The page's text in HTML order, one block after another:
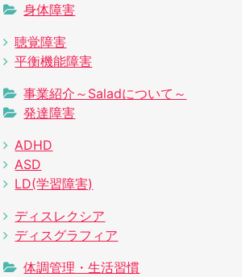
身体障害
聴覚障害
平衡機能障害
事業紹介～Saladについて～
発達障害
ADHD
ASD
LD(学習障害)
ディスレクシア
ディスグラフィア
体調管理・生活習慣